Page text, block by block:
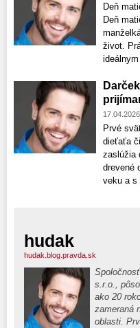
Deň
Deň
život.
17.04.2026
Prvé
dieťaťa
zaslúžia
drevené
veku a s
hudak
hudak.blog.pravda.sk
s.r.o.,
ako 20
zameraná
oblasti.